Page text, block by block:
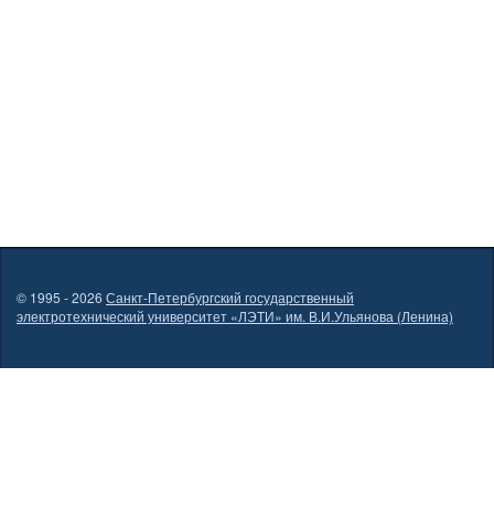
© 1995 - 2026 Санкт-Петербургский государственный
электротехнический университет «ЛЭТИ» им. В.И.Ульянова (Ленина)